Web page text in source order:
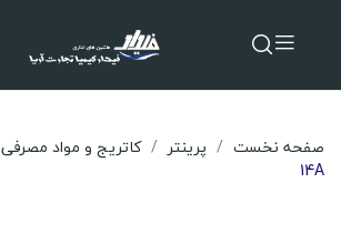
صفحه نخست پرینتر کاتریج و مواد مصرفی
14A